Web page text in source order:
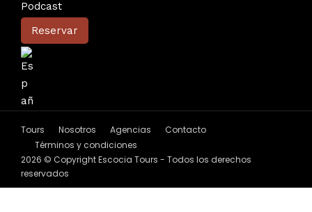
Podcast
Reservar
Tours Nosotros Agencias
Contacto
Términos y condiciones
2026 © Copyright Escocia Tours - Todos los derechos
reservados